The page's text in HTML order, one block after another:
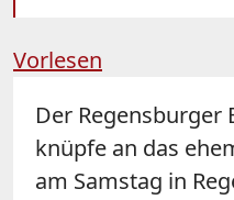
Vorlesen
Der Regensburger
knüpfe an das
am Samstag in